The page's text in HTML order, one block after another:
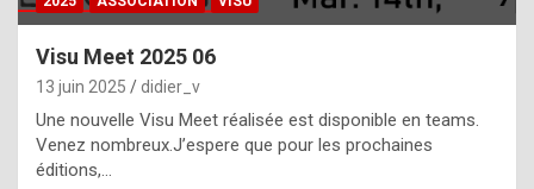
t
t
Visu Meet 2025 06
13 juin 2025 didier_v
Une nouvelle Visu Meet réalisée est disponible en teams.
Venez nombreux.J’espere que pour les prochaines
éditions,…